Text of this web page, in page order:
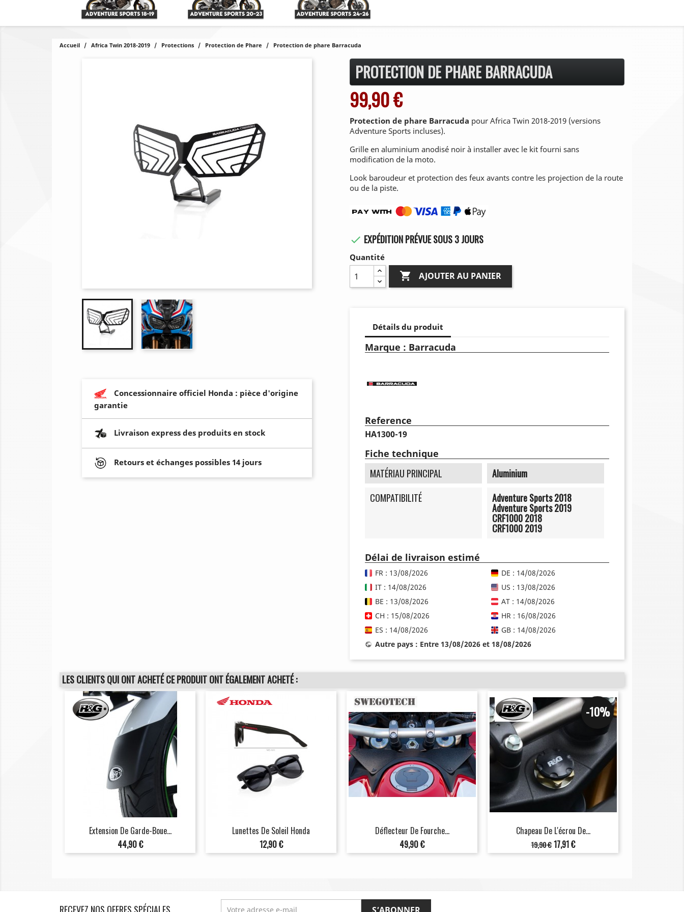
Accueil Africa Twin 2018-2019 Protections Protection de Phare Protection de phare Barracuda
Concessionnaire officiel Honda : pièce d'origine
garantie
Livraison express des produits en stock
Retours et échanges possibles 14 jours
PROTECTION DE PHARE BARRACUDA
99,90 €
Protection de phare Barracuda pour Africa Twin 2018-2019 (versions
Adventure Sports incluses).
Grille en aluminium anodisé noir à installer avec le kit fourni sans
modification de la moto.
Look baroudeur et protection des feux avants contre les projection de la route
ou de la piste.
 EXPÉDITION PRÉVUE SOUS 3 JOURS
Quantité
 AJOUTER AU PANIER
Détails du produit
Marque : Barracuda
Reference
HA1300-19
Fiche technique
MATÉRIAU PRINCIPAL
Aluminium
COMPATIBILITÉ
Adventure Sports 2018
Adventure Sports 2019
CRF1000 2018
CRF1000 2019
Délai de livraison estimé
FR : 13/08/2026
DE : 14/08/2026
IT : 14/08/2026
US : 13/08/2026
BE : 13/08/2026
AT : 14/08/2026
CH : 15/08/2026
HR : 16/08/2026
ES : 14/08/2026
GB : 14/08/2026
Autre pays : Entre 13/08/2026 et 18/08/2026
LES CLIENTS QUI ONT ACHETÉ CE PRODUIT ONT ÉGALEMENT ACHETÉ :
Extension De Garde-Boue...
Prix
44,90 €
Lunettes De Soleil Honda
Prix
12,90 €
Déflecteur De Fourche...
Prix
49,90 €
Chapeau De L'écrou De...
Prix
de
19,90 €
-10%
Prix
17,91 €
RECEVEZ NOS OFFRES SPÉCIALES